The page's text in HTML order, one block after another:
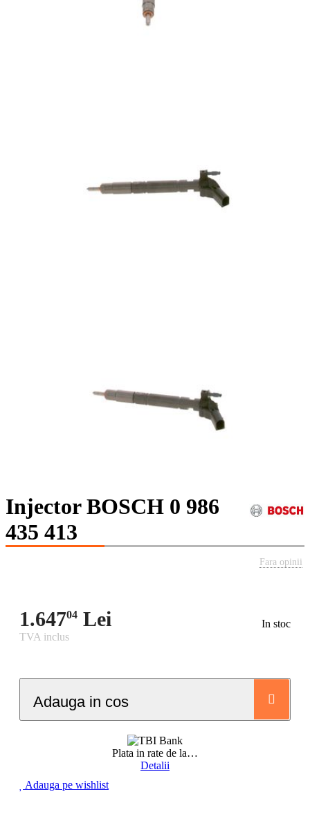
Injector BOSCH 0 986
435 413
Fara opinii
1.64704 Lei
In stoc
TVA inclus
Adauga in cos
Plata in rate de la…
Detalii
Adauga pe wishlist